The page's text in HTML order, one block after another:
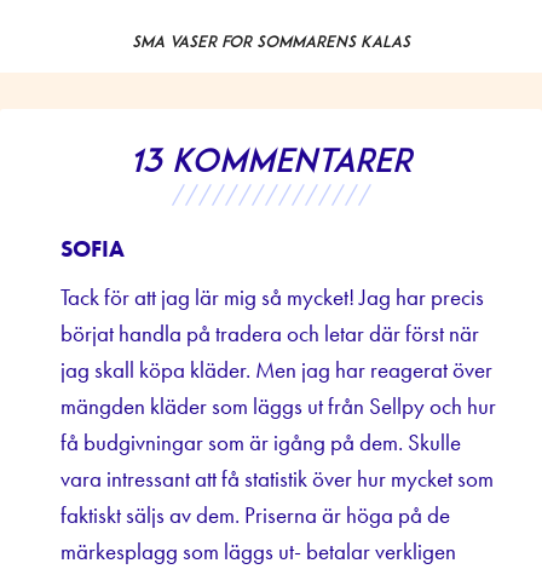
Små vaser för sommarens kalas
13 kommentarer
///////////////
SOFIA
Tack för att jag lär mig så mycket! Jag har precis
börjat handla på tradera och letar där först när
jag skall köpa kläder. Men jag har reagerat över
mängden kläder som läggs ut från Sellpy och hur
få budgivningar som är igång på dem. Skulle
vara intressant att få statistik över hur mycket som
faktiskt säljs av dem. Priserna är höga på de
märkesplagg som läggs ut- betalar verkligen